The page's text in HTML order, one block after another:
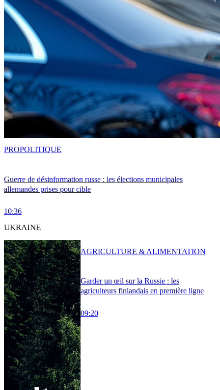
Guerre de désinformation russe : les élections municipales
allemandes prises pour cible
10:36
PROPOLITIQUE
UKRAINE
Garder un œil sur la Russie : les
agriculteurs finlandais en première ligne
09:20
AGRICULTURE & ALIMENTATION